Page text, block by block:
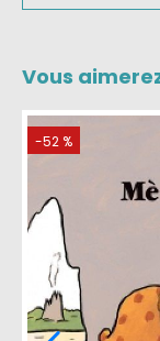
Vous
-52 %